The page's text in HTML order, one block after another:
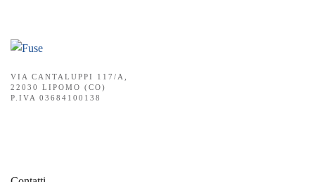
VIA CANTALUPPI 117/A,
22030 LIPOMO (CO)
P.IVA 03684100138